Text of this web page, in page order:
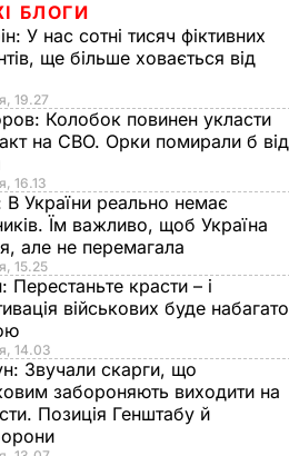
БЛОГИ
У нас сотні тисяч фіктивних
ще більше ховається від
19.27
Колобок повинен укласти
на СВО. Орки помирали б від
16.13
В України реально немає
Їм важливо, щоб Україна
але не перемагала
15.25
Перестаньте красти – і
військових буде набагато
14.03
Звучали скарги, що
забороняють виходити на
Позиція Генштабу й